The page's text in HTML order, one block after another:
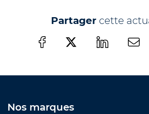
Partager cette
Nos marques